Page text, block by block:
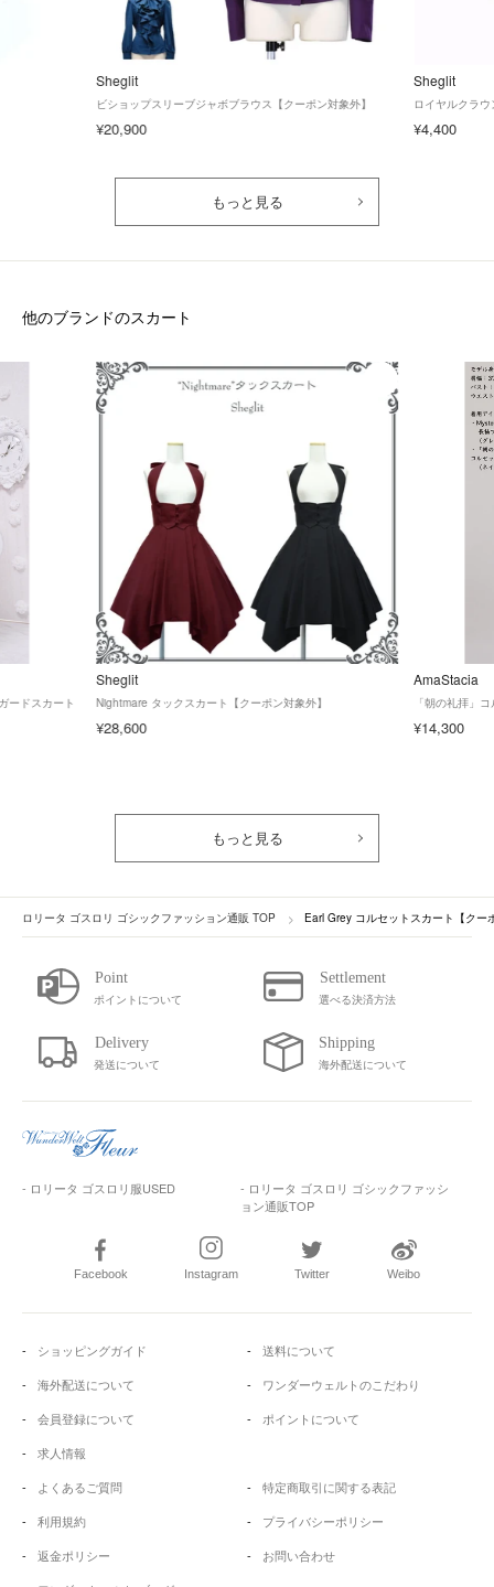
Sheglit
ビショップスリーブジャボブラウス【クーポン対象外】
¥20,900
Sheglit
ロイヤルクラ
¥4,400
もっと見る
他のブランドのスカート
ードスカート
Sheglit
Nightmare タックスカート【クーポン対象外】
¥28,600
AmaStacia
「朝の礼拝」
¥14,300
もっと見る
ロリータ ゴスロリ ゴシックファッション通販 TOP Earl Grey コルセットスカート【クー
ポイントについて 選べる決済方法
発送について 海外配送について
- ロリータ ゴスロリ服USED
- ロリータ ゴスロリ ゴシックファッシ
ョン通販TOP
Facebook Instagram Twitter Weibo
ショッピングガイド
送料について
海外配送について
ワンダーウェルトのこだわり
会員登録について
ポイントについて
求人情報
よくあるご質問
特定商取引に関する表記
利用規約
プライバシーポリシー
返金ポリシー
お問い合わせ